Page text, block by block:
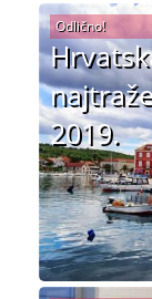
2019.
Odlično!